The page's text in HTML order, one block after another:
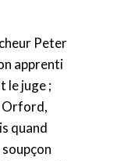
Peter
apprenti
le juge ;
Orford,
quand